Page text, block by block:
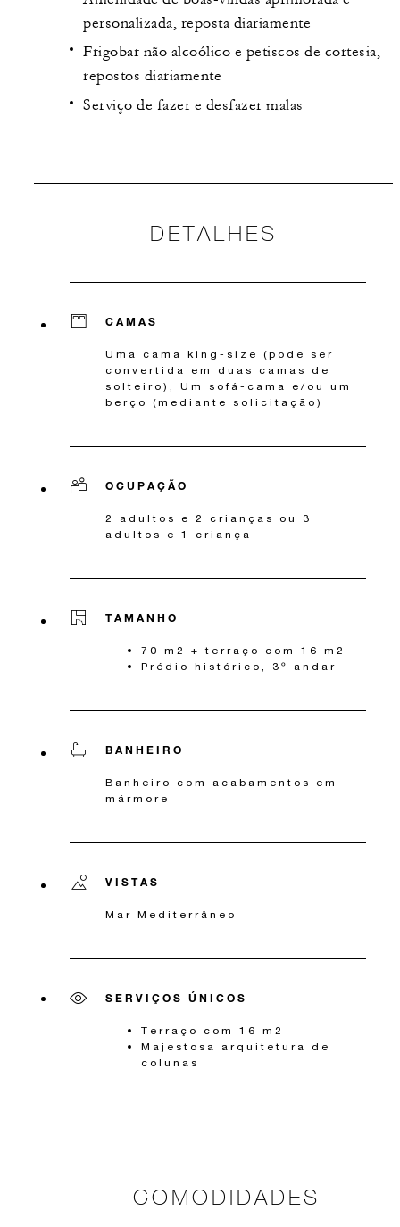
personalizada, reposta diariamente
Frigobar não alcoólico e petiscos de cortesia,
repostos diariamente
Serviço de fazer e desfazer malas
DETALHES
CAMAS
Uma cama king-size (pode ser
convertida em duas camas de
solteiro), Um sofá-cama e/ou um
berço (mediante solicitação)
OCUPAÇÃO
2 adultos e 2 crianças ou 3
adultos e 1 criança
TAMANHO
70 m2 + terraço com 16 m2
Prédio histórico, 3º andar
BANHEIRO
Banheiro com acabamentos em
mármore
VISTAS
Mar Mediterrâneo
SERVIÇOS ÚNICOS
Terraço com 16 m2
Majestosa arquitetura de
colunas
COMODIDADES